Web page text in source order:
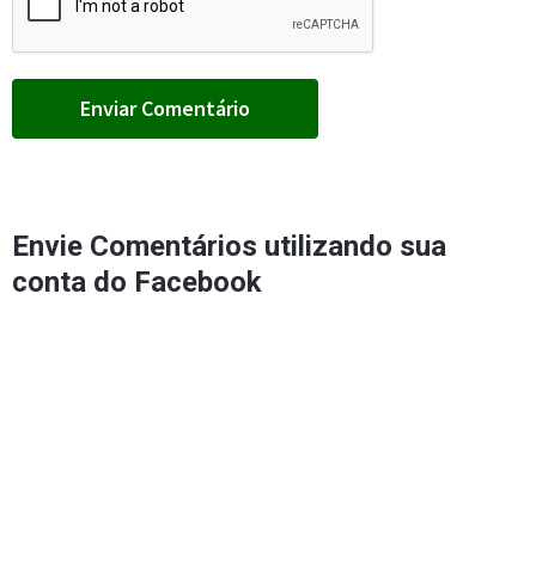
Envie Comentários utilizando sua
conta do Facebook